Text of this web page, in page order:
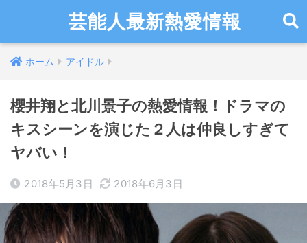
芸能人最新熱愛情報
ホーム アイドル
櫻井翔と北川景子の熱愛情報！ドラマの
キスシーンを演じた２人は仲良しすぎて
ヤバい！
2018年5月3日 2018年6月3日